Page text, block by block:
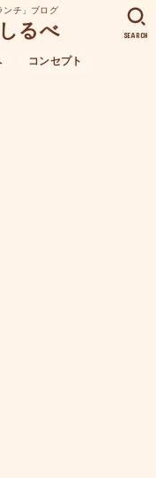
ンチ」ブログ
るべ
コンセプト
SEARCH